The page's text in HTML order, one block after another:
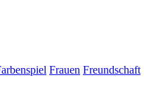
Frauen Freundschaft